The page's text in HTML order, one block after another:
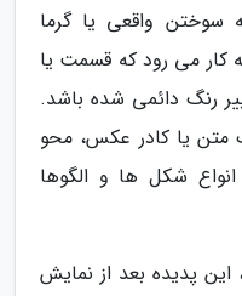
سوختن واقعی یا گرما
کار می رود که قسمت یا
رنگ دائمی شده باشد.
یا کادر عکس، محو
شکل ها و الگوها
این پدیده بعد از نمایش